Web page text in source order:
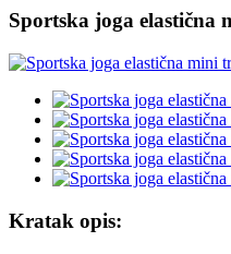
Sportska joga elastična
Kratak opis: